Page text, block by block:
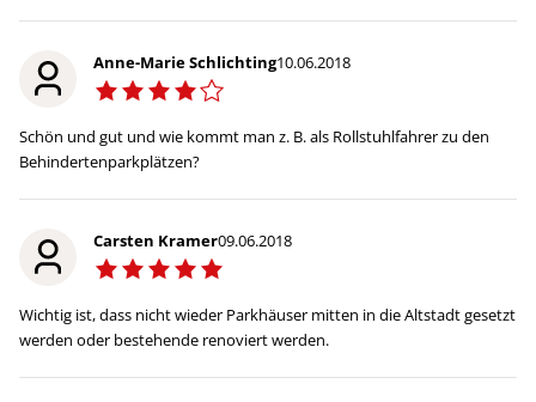
Anne-Marie Schlichting10.06.2018
Schön und gut und wie kommt man z. B. als Rollstuhlfahrer zu den
Behindertenparkplätzen?
Carsten Kramer09.06.2018
Wichtig ist, dass nicht wieder Parkhäuser mitten in die Altstadt gesetzt
werden oder bestehende renoviert werden.